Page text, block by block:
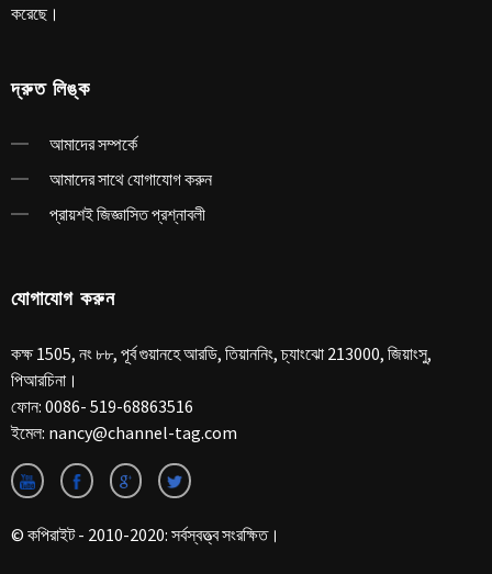
করেছে।
দ্রুত লিঙ্ক
আমাদের সম্পর্কে
আমাদের সাথে যোগাযোগ করুন
প্রায়শই জিজ্ঞাসিত প্রশ্নাবলী
যোগাযোগ করুন
কক্ষ 1505, নং ৮৮, পূর্ব গুয়ানহে আরডি, তিয়াননিং, চ্যাংঝো 213000, জিয়াংসু,
পিআরচিনা।
ফোন: 0086- 519-68863516
ইমেল: nancy@channel-tag.com
© কপিরাইট - 2010-2020: সর্বস্বত্ত্ব সংরক্ষিত।